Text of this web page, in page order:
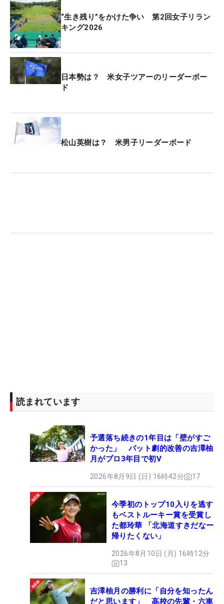
シャーをかけたのは吉澤の方。1、2番、4、5番と立
て続けに連続バーディを奪い主導権を握った。
「13番くらいでボードを見て状況が分かったけれ
ど、緊張はそこまでなくて、逆に楽しくできていま
した。体も動いていたし、知らなかった自分の一面
を知れて良かったと思います」
正規の18番では河本が3打目を1メートルに寄せた
後、6メートルのスライスラインを沈めてバーデ
ィ。これでプレーオフに持ち込むと、1ホール目で
だ。（文・田中宏治）
“生き残り”をかけた争い 第2回女子リラン
キング2026
日本勢は？ 米女子ツアーのリーダーボー
ド
松山英樹は？ 米男子リーダーボード
読まれています
予選落ち続きの1年目は「壁がすご
かった」 パット劇的改善の吉澤柚
月がプロ3年目で初V
2026年8月9日 (日) 16時42分 17
今季初のトップ10入りを逃す
もベストルーキー賞を受賞し
た都玲華 「北海道すきだなー
帰りたくない」
2026年8月10日 (月) 16時12分
13
吉澤柚月の勝利に「自分を知ったん
だと思います」 高校の先輩・六車